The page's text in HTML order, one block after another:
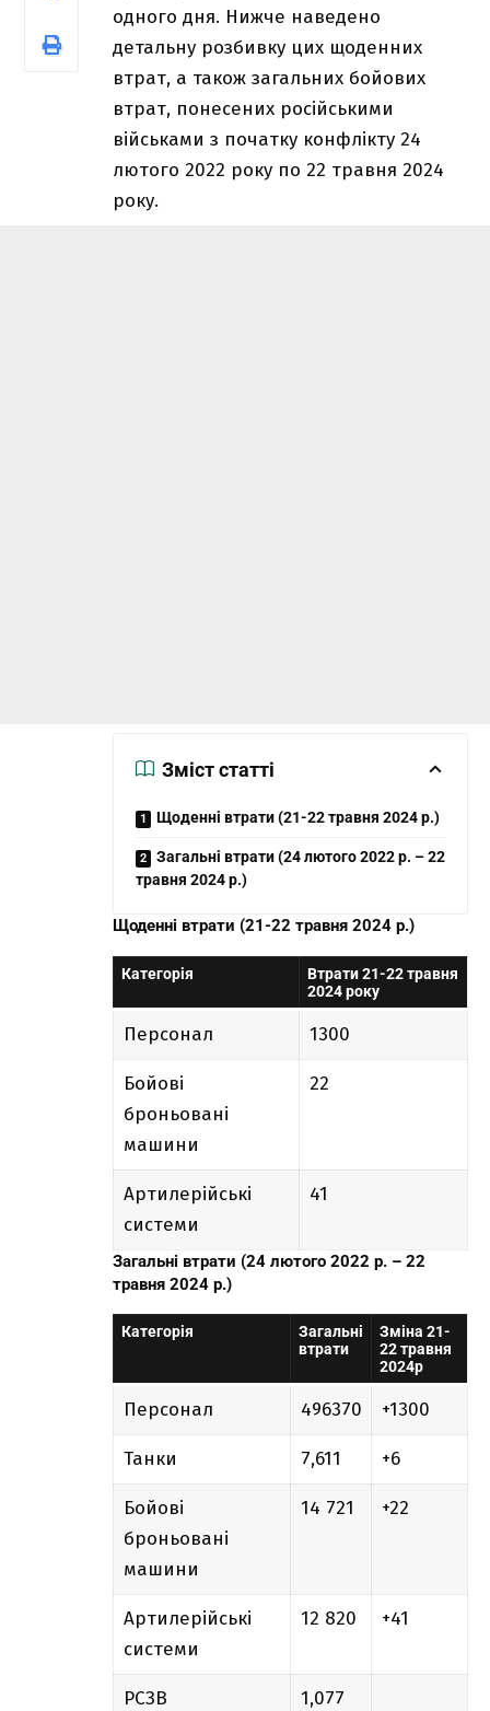
одного дня. Нижче наведено
детальну розбивку цих щоденних
втрат, а також загальних бойових
втрат, понесених російськими
військами з початку конфлікту 24
лютого 2022 року по 22 травня 2024
року.
Зміст статті
Щоденні втрати (21-22 травня 2024 р.)
Загальні втрати (24 лютого 2022 р. – 22
травня 2024 р.)
Щоденні втрати (21-22 травня 2024 р.)
Категорія
Втрати 21-22 травня
2024 року
Персонал 1300
Бойові
броньовані
машини
22
Артилерійські
системи
41
Загальні втрати (24 лютого 2022 р. – 22
травня 2024 р.)
Категорія
Загальні
втрати
Зміна 21-
22 травня
2024р
Персонал 496370 +1300
Танки 7,611 +6
Бойові
броньовані
машини
14 721 +22
Артилерійські
системи
12 820 +41
РСЗВ 1,077